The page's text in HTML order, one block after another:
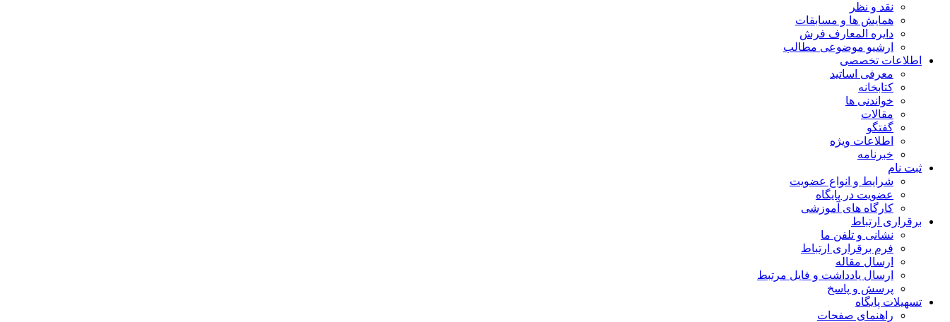
نقد و نظر
همایش ها و مسابقات
دایره المعارف فرش
ارشیو موضوعی مطالب
اطلاعات تخصصی
معرفی اساتید
کتابخانه
خواندنی ها
مقالات
گفتگو
اطلاعات ویژه
خبرنامه
ثبت نام
شرایط و انواع عضویت
عضویت در پایگاه
کارگاه های آموزشی
برقراری ارتباط
نشانی و تلفن ما
فرم برقراری ارتباط
ارسال مقاله
ارسال یادداشت و فایل مرتبط
پرسش و پاسخ
تسهیلات پایگاه
راهنمای صفحات